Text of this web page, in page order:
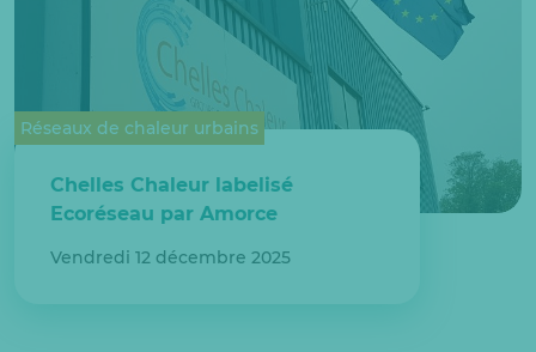
Réseaux de chaleur urbains
Chelles Chaleur labelisé
Ecoréseau par Amorce
Vendredi 12 décembre 2025